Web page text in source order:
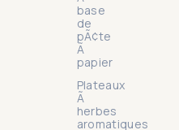
base
de
pÃ¢te
Ã
papier
Plateaux
Ã
herbes
aromatiques